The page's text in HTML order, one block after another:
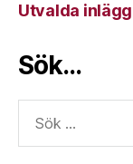
Utvalda inlägg
Sök…
efter: